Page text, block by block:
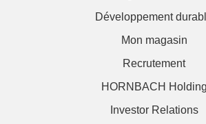
Développement
Mon magasin
Recrutement
HORNBACH Holding
Investor Relations